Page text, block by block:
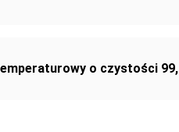
o czystości 99,